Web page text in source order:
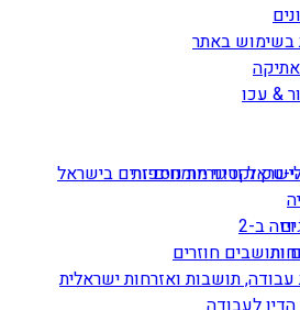
בשימוש באתר
& עכו
ב-2
ותושבים חוזרים
ודיני מומחים זרים בישראל
תושבות ואזרחות ישראלית